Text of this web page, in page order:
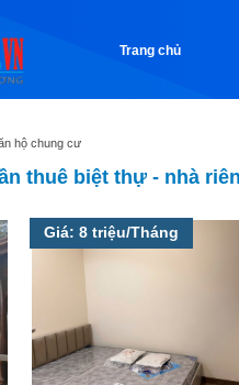
Trang chủ
hộ chung cư
thuê biệt thự - nhà
Giá: 8 triệu/Tháng